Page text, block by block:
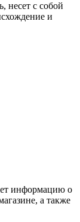
несет с собой
и
информацию о
а также